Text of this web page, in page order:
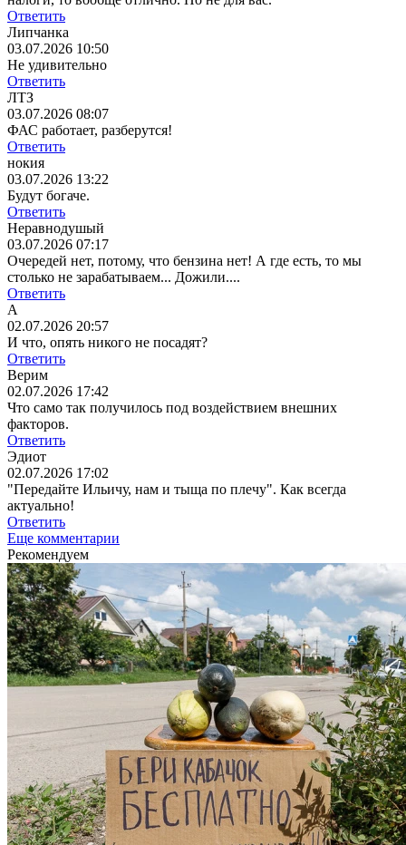
Ответить
Липчанка
03.07.2026 10:50
Не удивительно
Ответить
ЛТЗ
03.07.2026 08:07
ФАС работает, разберутся!
Ответить
нокия
03.07.2026 13:22
Будут богаче.
Ответить
Неравнодушый
03.07.2026 07:17
Очередей нет, потому, что бензина нет! А где есть, то мы
столько не зарабатываем... Дожили....
Ответить
А
02.07.2026 20:57
И что, опять никого не посадят?
Ответить
Верим
02.07.2026 17:42
Что само так получилось под воздействием внешних
факторов.
Ответить
Эдиот
02.07.2026 17:02
"Передайте Ильичу, нам и тыща по плечу". Как всегда
актуально!
Ответить
Еще комментарии
Рекомендуем